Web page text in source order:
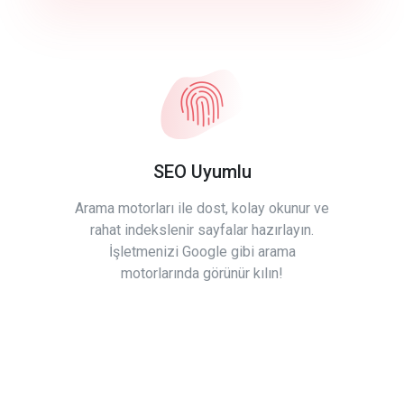
SEO Uyumlu
Arama motorları ile dost, kolay okunur ve
rahat indekslenir sayfalar hazırlayın.
İşletmenizi Google gibi arama
motorlarında görünür kılın!